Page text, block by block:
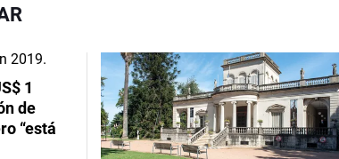
1
de
“está